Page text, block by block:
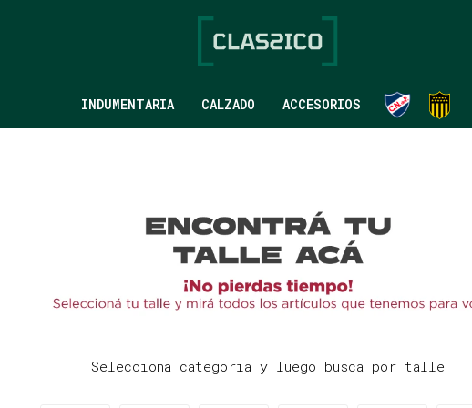
INDUMENTARIA CALZADO ACCESORIOS
Selecciona categoria y luego busca por talle